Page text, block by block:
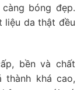
bóng đẹp.
liệu da thật đều
bền và chất
thành khá cao,